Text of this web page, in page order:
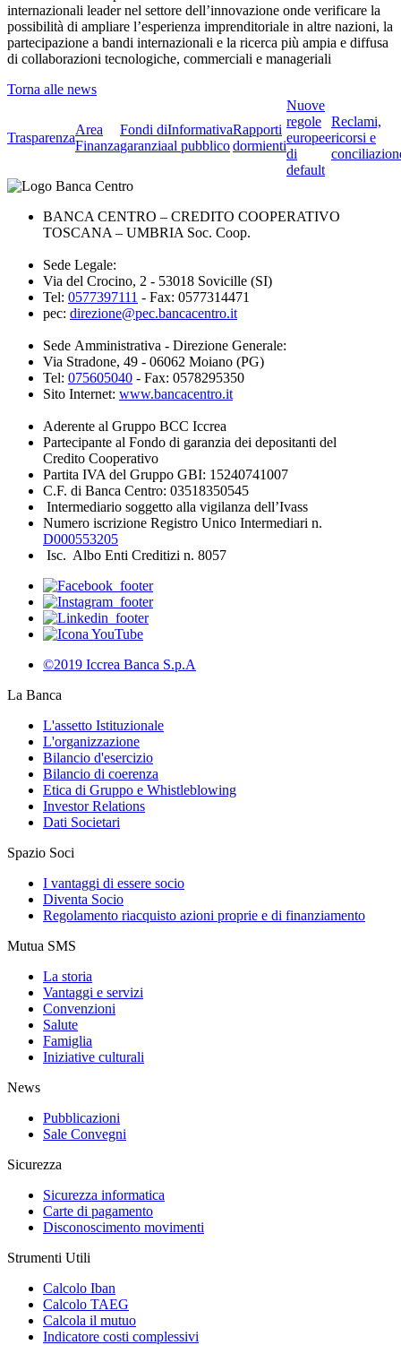
internazionali leader nel settore dell’innovazione onde verificare la
possibilità di ampliare l’esperienza imprenditoriale in altre nazioni, la
partecipazione a bandi internazionali e la ricerca più ampia e diffusa
di collaborazioni tecnologiche, commerciali e manageriali
Torna alle news
Trasparenza
Area
Finanza
Fondi di
garanzia
Informativa
al pubblico
Rapporti
dormienti
Nuove
regole
europee
di
default
Reclami,
ricorsi e
BANCA CENTRO – CREDITO COOPERATIVO
TOSCANA – UMBRIA Soc. Coop.
Sede Legale:
Via del Crocino, 2 - 53018 Sovicille (SI)
Tel: 0577397111 - Fax: 0577314471
pec: direzione@pec.bancacentro.it
Sede Amministrativa - Direzione Generale:
Via Stradone, 49 - 06062 Moiano (PG)
Tel: 075605040 - Fax: 0578295350
Sito Internet: www.bancacentro.it
Aderente al Gruppo BCC Iccrea
Partecipante al Fondo di garanzia dei depositanti del
Credito Cooperativo
Partita IVA del Gruppo GBI: 15240741007
C.F. di Banca Centro: 03518350545
Intermediario soggetto alla vigilanza dell’Ivass
Numero iscrizione Registro Unico Intermediari n.
D000553205
Isc. Albo Enti Creditizi n. 8057
©2019 Iccrea Banca S.p.A
La Banca
L'assetto Istituzionale
L'organizzazione
Bilancio d'esercizio
Bilancio di coerenza
Etica di Gruppo e Whistleblowing
Investor Relations
Dati Societari
Spazio Soci
I vantaggi di essere socio
Diventa Socio
Regolamento riacquisto azioni proprie e di finanziamento
Mutua SMS
La storia
Vantaggi e servizi
Convenzioni
Salute
Famiglia
Iniziative culturali
News
Pubblicazioni
Sale Convegni
Sicurezza
Sicurezza informatica
Carte di pagamento
Disconoscimento movimenti
Strumenti Utili
Calcolo Iban
Calcolo TAEG
Calcola il mutuo
Indicatore costi complessivi